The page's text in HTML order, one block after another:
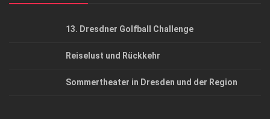
13. Dresdner Golfball Challenge
Reiselust und Rückkehr
Sommertheater in Dresden und der Region